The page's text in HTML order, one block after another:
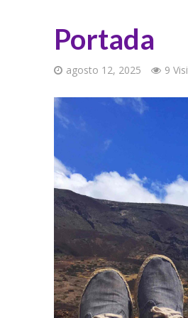
Portada
agosto 12, 2025 9